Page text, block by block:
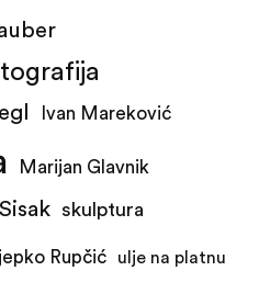
Ivan Mareković
Marijan Glavnik
Sisak skulptura
Rupčić ulje na platnu